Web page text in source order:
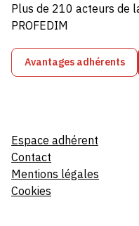
Plus de 210 acteurs de
PROFEDIM
Avantages adhérents
Espace adhérent
Contact
Mentions légales
Cookies